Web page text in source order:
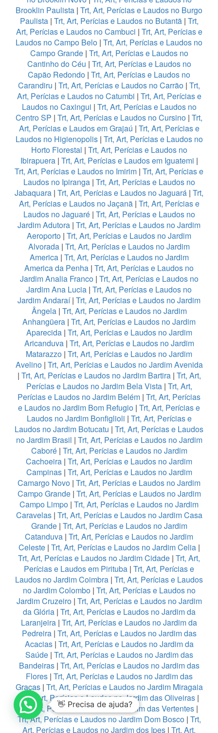
Brooklin Paulista | Trt, Art, Perícias e Laudos no Burgo
Paulista| Trt, Art, Perícias e Laudos no Butantã| Trt,
Art, Perícias e Laudos no Cambuci | Trt, Art, Perícias e
Laudos no Campo Belo | Trt, Art, Perícias e Laudos no
Campo Grande| Trt, Art, Perícias e Laudos no
Cantinho do Céu | Trt, Art, Perícias e Laudos no
Capão Redondo | Trt, Art, Perícias e Laudos no
Carandiru | Trt, Art, Perícias e Laudos no Carrão | Trt,
Art, Perícias e Laudos no Catumbi | Trt, Art, Perícias e
Laudos no Caxingui | Trt, Art, Perícias e Laudos no
Centro SP | Trt, Art, Perícias e Laudos no Cursino | Trt,
Art, Perícias e Laudos em Grajaú | Trt, Art, Perícias e
Laudos no Higienopolis| Trt, Art, Perícias e Laudos no
Horto Florestal | Trt, Art, Perícias e Laudos no
Ibirapuera| Trt, Art, Perícias e Laudos em Iguatemi |
Trt, Art, Perícias e Laudos no Imirim | Trt, Art, Perícias e
Laudos no Ipiranga| Trt, Art, Perícias e Laudos no
Jabaquara | Trt, Art, Perícias e Laudos no Jaguará | Trt,
Art, Perícias e Laudos no Jaçanã| Trt, Art, Perícias e
Laudos no Jaguaré| Trt, Art, Perícias e Laudos no
Jardim Adutora | Trt, Art, Perícias e Laudos no Jardim
Aeroporto | Trt, Art, Perícias e Laudos no Jardim
Alvorada | Trt, Art, Perícias e Laudos no Jardim
America| Trt, Art, Perícias e Laudos no Jardim
America da Penha | Trt, Art, Perícias e Laudos no
Jardim Analia Franco| Trt, Art, Perícias e Laudos no
Jardim Ana Lucia | Trt, Art, Perícias e Laudos no
Jardim Andaraí| Trt, Art, Perícias e Laudos no Jardim
Ângela| Trt, Art, Perícias e Laudos no Jardim
Anhangüera | Trt, Art, Perícias e Laudos no Jardim
Aparecida| Trt, Art, Perícias e Laudos no Jardim
Aricanduva| Trt, Art, Perícias e Laudos no Jardim
Matarazzo | Trt, Art, Perícias e Laudos no Jardim
Avelino| Trt, Art, Perícias e Laudos no Jardim Avenida
| Trt, Art, Perícias e Laudos no Jardim Bartira| Trt, Art,
Perícias e Laudos no Jardim Bela Vista| Trt, Art,
Perícias e Laudos no Jardim Belém | Trt, Art, Perícias
e Laudos no Jardim Bom Refugio | Trt, Art, Perícias e
Laudos no Jardim Bonfiglioli | Trt, Art, Perícias e
Laudos no Jardim Botucatu | Trt, Art, Perícias e Laudos
no Jardim Brasil | Trt, Art, Perícias e Laudos no Jardim
Caboré| Trt, Art, Perícias e Laudos no Jardim
Cachoeira | Trt, Art, Perícias e Laudos no Jardim
Campinas| Trt, Art, Perícias e Laudos no Jardim
Camargo Novo | Trt, Art, Perícias e Laudos no Jardim
Campo Grande| Trt, Art, Perícias e Laudos no Jardim
Campo Limpo | Trt, Art, Perícias e Laudos no Jardim
Caravelas| Trt, Art, Perícias e Laudos no Jardim Casa
Grande| Trt, Art, Perícias e Laudos no Jardim
Catanduva | Trt, Art, Perícias e Laudos no Jardim
Celeste| Trt, Art, Perícias e Laudos no Jardim Celia|
Trt, Art, Perícias e Laudos no Jardim Cidade | Trt, Art,
Perícias e Laudos em Pirituba | Trt, Art, Perícias e
Laudos no Jardim Coimbra | Trt, Art, Perícias e Laudos
no Jardim Colombo| Trt, Art, Perícias e Laudos no
Jardim Cruzeiro| Trt, Art, Perícias e Laudos no Jardim
da Glória| Trt, Art, Perícias e Laudos no Jardim da
Laranjeira | Trt, Art, Perícias e Laudos no Jardim da
Pedreira| Trt, Art, Perícias e Laudos no Jardim das
Acacias| Trt, Art, Perícias e Laudos no Jardim da
Saúde| Trt, Art, Perícias e Laudos no Jardim das
Bandeiras| Trt, Art, Perícias e Laudos no Jardim das
Flores| Trt, Art, Perícias e Laudos no Jardim das
Graças| Trt, Art, Perícias e Laudos no Jardim Miragaia
|Trt, Art, Perícias e Laudos no Jardim das Oliveiras|
Trt, Art, Perícias e Laudos no Jardim das Vertentes|
Trt, Art, Perícias e Laudos no Jardim Dom Bosco| Trt,
Art, Perícias e Laudos no Jardim dos Ipes | Trt, Art,
👋 Precisa de ajuda?